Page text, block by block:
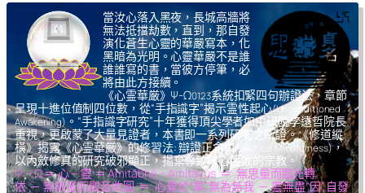
當汝心落入黑夜，長城高牆將
無法抵擋劫數，直到，那自發
演化蒼生心靈的華嚴寫本，化
黑暗為光明。心靈華嚴不是誰
誰誰寫的書，當彼方停筆，必
將由此方接續。
《心霊華厳》Ψ-Ω0123系統扣緊四句辦證法，章節
呈現十進位值制四位數，從“手指識字”揭示霊性起心(Unconditioned
Awakening) 。“手指識字研究”十年獲得頂尖學者如中研院李遠哲院長
重視，更啟蒙了大量見證者，本書即一系列研究之所證。《修道縱
橫》揭露《心霊華厳》的修習法: 辯證正念(Dialectical Mindfulness)，
以內斂修真的研究破邪顯正，揚棄導致核心腐敗的宗教。
Ψ – Ω ＝ 心 – 靈 ＝ Amitābhā – Amitāyus ＝ 無思量而臨光轉
依 ─ 無限量而觀音收圓 ＝ 心覺於“果”,無為無我 ─ 靈無盡“因”,自發